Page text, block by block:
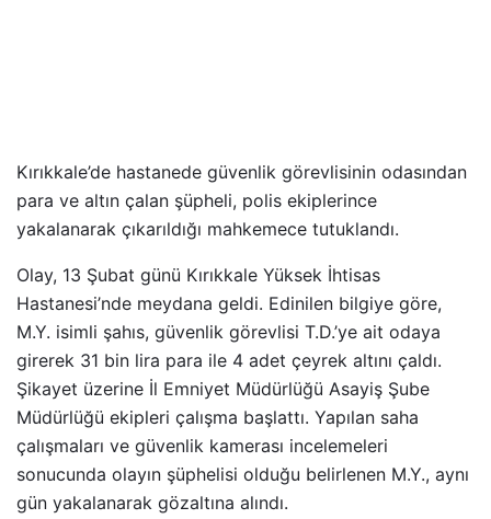
Kırıkkale’de hastanede güvenlik görevlisinin odasından
para ve altın çalan şüpheli, polis ekiplerince
yakalanarak çıkarıldığı mahkemece tutuklandı.
Olay, 13 Şubat günü Kırıkkale Yüksek İhtisas
Hastanesi’nde meydana geldi. Edinilen bilgiye göre,
M.Y. isimli şahıs, güvenlik görevlisi T.D.’ye ait odaya
girerek 31 bin lira para ile 4 adet çeyrek altını çaldı.
Şikayet üzerine İl Emniyet Müdürlüğü Asayiş Şube
Müdürlüğü ekipleri çalışma başlattı. Yapılan saha
çalışmaları ve güvenlik kamerası incelemeleri
sonucunda olayın şüphelisi olduğu belirlenen M.Y., aynı
gün yakalanarak gözaltına alındı.